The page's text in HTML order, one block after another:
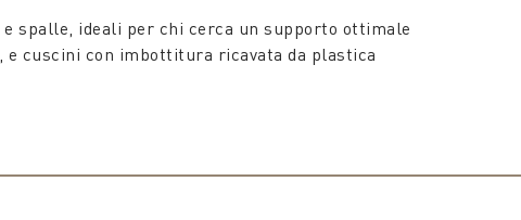
spalle, ideali per chi cerca un supporto ottimale
cuscini con imbottitura ricavata da plastica